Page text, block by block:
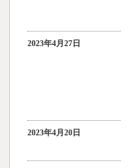
2023年4月27日
2023年4月20日